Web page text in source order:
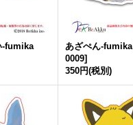
-fumika
あざぺん-fumika
0009]
350円(税別)